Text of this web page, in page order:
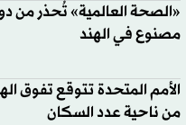
«الصحة العالمية» تُحذر من
مصنوع في الهند
الأمم المتحدة تتوقع تفوق
من ناحية عدد السكان